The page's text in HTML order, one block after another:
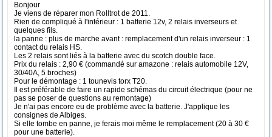
Bonjour
Je viens de réparer mon Rolltrot de 2011.
Rien de compliqué à l'intérieur : 1 batterie 12v, 2 relais inverseurs et
quelques fils.
la panne : plus de marche avant : remplacement d'un relais inverseur : 1
contact du relais HS.
Les 2 relais sont liés à la batterie avec du scotch double face.
Prix du relais : 2,90 € (commandé sur amazone : relais automobile 12V,
30/40A, 5 broches)
Pour le démontage : 1 tounevis torx T20.
Il est préférable de faire un rapide schémas du circuit électrique (pour ne
pas se poser de questions au remontage)
Je n'ai pas encore eu de problème avec la batterie. J'applique les
consignes de Albiges.
Si elle tombe en panne, je ferais moi même le remplacement (20 à 30 €
pour une batterie).